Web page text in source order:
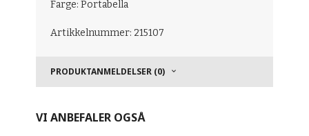
Farge: Portabella
Artikkelnummer: 215107
PRODUKTANMELDELSER (0)
VI ANBEFALER OGSÅ